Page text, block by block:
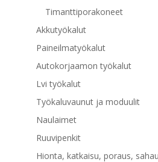
Timanttiporakoneet
Akkutyökalut
Paineilmatyökalut
Autokorjaamon työkalut
Lvi työkalut
Työkaluvaunut ja moduulit
Naulaimet
Ruuvipenkit
Hionta, katkaisu, poraus,